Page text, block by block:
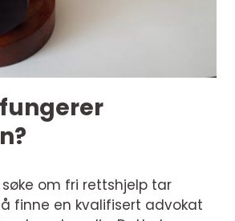
om fri rettshjelp tar
finne en kvalifisert advokat